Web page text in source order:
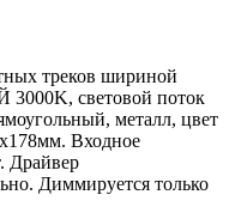
треков шириной
световой поток
металл, цвет
Входное
Драйвер
Диммируется только